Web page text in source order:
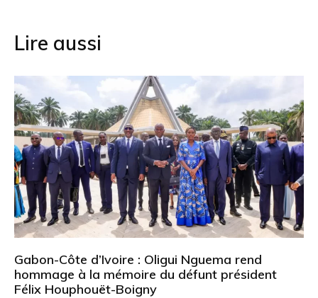
Lire aussi
Gabon-Côte d’Ivoire : Oligui Nguema rend
hommage à la mémoire du défunt président
Félix Houphouët-Boigny